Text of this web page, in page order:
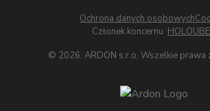
Ochrona danych osobowych
Członek koncernu
© 2026. ARDON s.r.o. Wszelkie prawa